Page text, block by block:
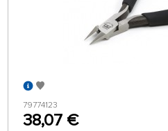
79774123
38,07 €